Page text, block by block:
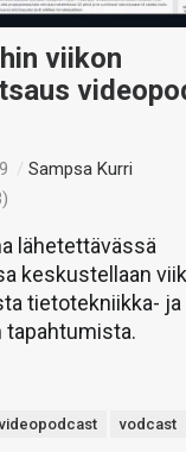
viikon
/Sampsa Kurri
lähetettävässä
keskustellaan
tietotekniikka- ja
tapahtumista.
videopodcast vodcast